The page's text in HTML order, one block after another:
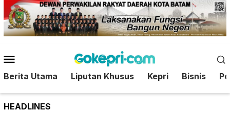
Loncat
ke
konten
Mobile
Berita Utama Liputan Khusus Kepri Bisnis
HEADLINES